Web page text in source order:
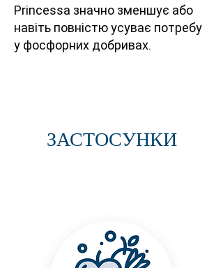
Princessa значно зменшує або
навіть повністю усуває потребу
у фосфорних добривах.
ЗАСТОСУНКИ